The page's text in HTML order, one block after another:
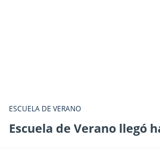
ESCUELA DE VERANO
Escuela de Verano llegó